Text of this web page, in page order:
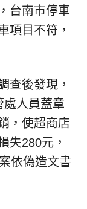
台南市停車
項目不符，
查後發現，
處人員蓋章
，使超商店
失280元，
依偽造文書